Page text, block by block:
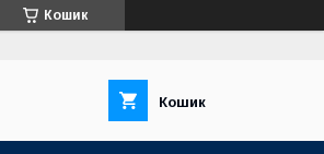
Кошик
Кошик